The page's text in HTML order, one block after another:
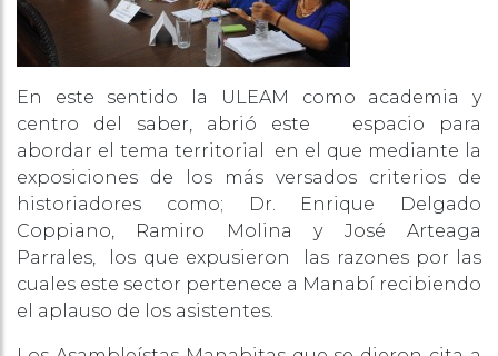
En este sentido la ULEAM como academia y
centro del saber, abrió este espacio para
abordar el tema territorial en el que mediante la
exposiciones de los más versados criterios de
historiadores como; Dr. Enrique Delgado
Coppiano, Ramiro Molina y José Arteaga
Parrales, los que expusieron las razones por las
cuales este sector pertenece a Manabí recibiendo
el aplauso de los asistentes.